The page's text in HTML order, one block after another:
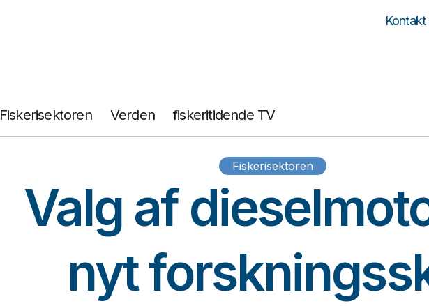
Fiskerisektoren Verden fiskeritidende TV
Fiskerisektoren
Valg af
nyt